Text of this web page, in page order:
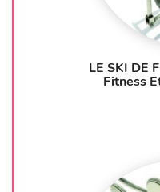
LE SKI DE
Fitness